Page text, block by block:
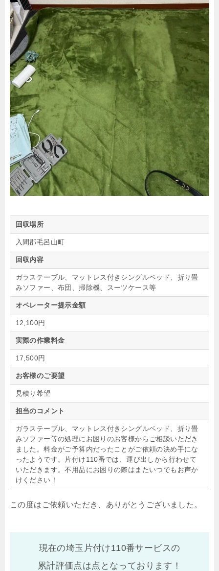
回収場所
入間郡毛呂山町
回収内容
ガラステーブル、マットレス付きシングルベッド、折り畳
みソファー、布団、掃除機、スーツケース等
オペレーター提示金額
12,100円
実際の作業料金
17,500円
お客様のご要望
見積り希望
担当のコメント
ガラステーブル、マットレス付きシングルベッド、折り畳
みソファー等の処理にお困りのお客様からご相談いただき
ました。料金がご予算内だったことがご依頼の決め手にな
ったようです。片付け110番では、運び出しから行わせて
いただきます。不用品にお困りの際はまたいつでもお声か
けください！
この度はご依頼いただき、ありがとうございました。
現在の埼玉片付け110番サービスの
累計評価点は点となっております！